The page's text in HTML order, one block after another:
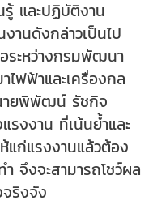
และปฏิบัติงาน
านดังกล่าวเป็นไป
ระหว่างกรมพัฒนา
ฟฟ้าและเครื่องกล
ายพิพัฒน์ รัชกิจ
รงงาน ที่เน้นย้ำและ
แก่แรงงานแล้วต้อง
จึงจะสามารถโชว์ผล
จริงจัง